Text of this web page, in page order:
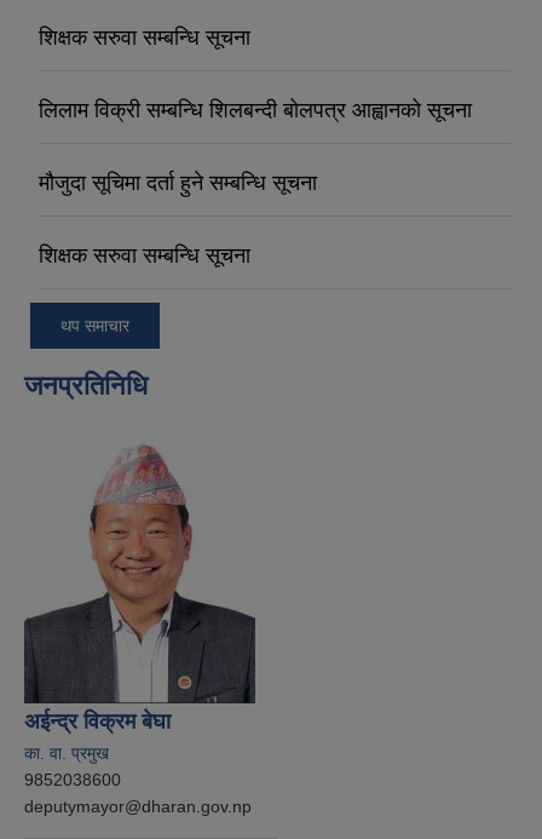
शिक्षक सरुवा सम्बन्धि सूचना
लिलाम विक्री सम्बन्धि शिलबन्दी बोलपत्र आह्वानको सूचना
मौजुदा सूचिमा दर्ता हुने सम्बन्धि सूचना
शिक्षक सरुवा सम्बन्धि सूचना
थप समाचार
जनप्रतिनिधि
अईन्द्र विक्रम बेघा
का. वा. प्रमुख
9852038600
deputymayor@dharan.gov.np